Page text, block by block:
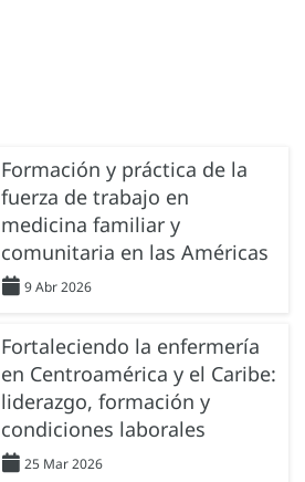
Formación y práctica de la
fuerza de trabajo en
medicina familiar y
comunitaria en las Américas
9 Abr 2026
Fortaleciendo la enfermería
en Centroamérica y el Caribe:
liderazgo, formación y
condiciones laborales
25 Mar 2026